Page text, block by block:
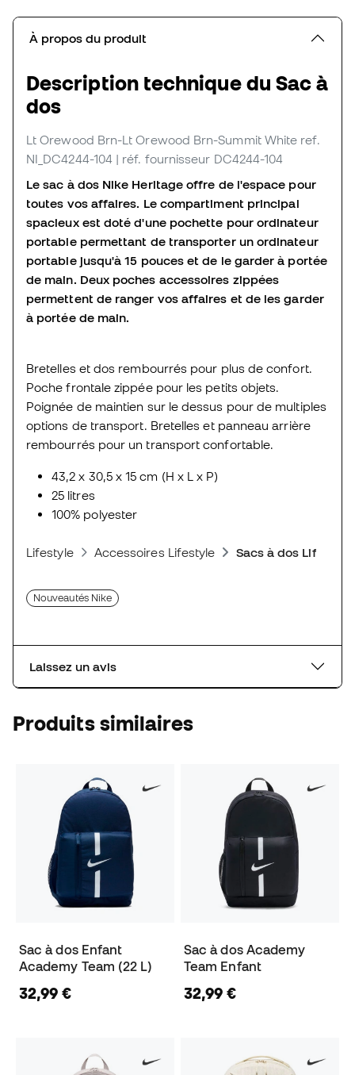
À propos du produit
Description technique du Sac à
dos
Lt Orewood Brn-Lt Orewood Brn-Summit White ref.
NI_DC4244-104 | réf. fournisseur DC4244-104
Le sac à dos Nike Heritage offre de l'espace pour
toutes vos affaires. Le compartiment principal
spacieux est doté d'une pochette pour ordinateur
portable permettant de transporter un ordinateur
portable jusqu'à 15 pouces et de le garder à portée
de main. Deux poches accessoires zippées
permettent de ranger vos affaires et de les garder
à portée de main.
Bretelles et dos rembourrés pour plus de confort.
Poche frontale zippée pour les petits objets.
Poignée de maintien sur le dessus pour de multiples
options de transport. Bretelles et panneau arrière
rembourrés pour un transport confortable.
43,2 x 30,5 x 15 cm (H x L x P)
25 litres
100% polyester
Lifestyle Accessoires Lifestyle Sacs à dos Lifestyle
Nouveautés Nike
Laissez un avis
Produits similaires
Sac à dos Enfant
Academy Team (22 L)
32,99 €
Sac à dos Academy
Team Enfant
32,99 €